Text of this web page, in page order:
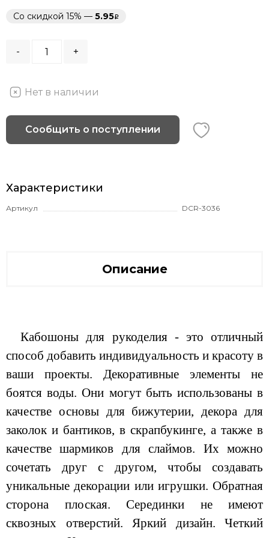
Со скидкой 15% — 5.95
- +
Нет в наличии
Сообщить о поступлении
Характеристики
Артикул DCR-3036
Описание
Кабошоны для рукоделия - это отличный
способ добавить индивидуальность и красоту в
ваши проекты. Декоративные элементы не
боятся воды. Они могут быть использованы в
качестве основы для бижутерии, декора для
заколок и бантиков, в скрапбукинге, а также в
качестве шармиков для слаймов. Их можно
сочетать друг с другом, чтобы создавать
уникальные декорации или игрушки. Обратная
сторона плоская. Серединки не имеют
сквозных отверстий. Яркий дизайн. Четкий